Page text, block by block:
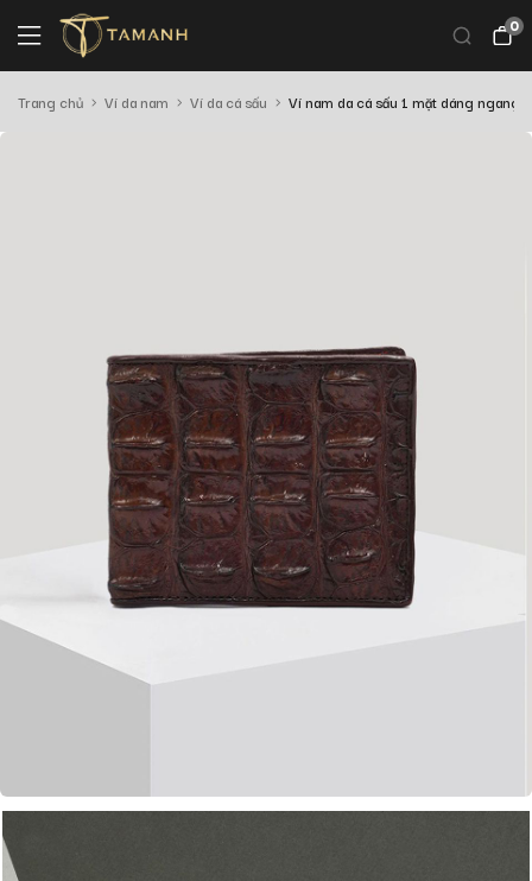
0
Trang chủ Ví da nam Ví da cá sấu Ví nam da cá sấu 1 mặt dáng ngang